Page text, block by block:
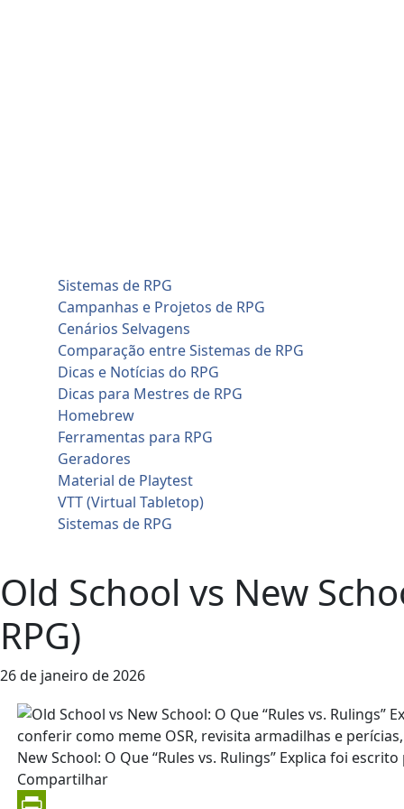
Sistemas de RPG
Campanhas e Projetos de RPG
Cenários Selvagens
Comparação entre Sistemas de RPG
Dicas e Notícias do RPG
Dicas para Mestres de RPG
Homebrew
Ferramentas para RPG
Geradores
Material de Playtest
VTT (Virtual Tabletop)
Sistemas de RPG
Old School vs New
RPG)
26 de janeiro de 2026
Compartilhar